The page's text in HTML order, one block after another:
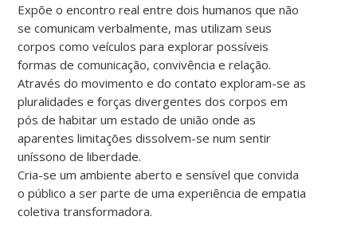
Expõe o encontro real entre dois humanos que não
se comunicam verbalmente, mas utilizam seus
corpos como veículos para explorar possíveis
formas de comunicação, convivência e relação.
Através do movimento e do contato exploram-se as
pluralidades e forças divergentes dos corpos em
pós de habitar um estado de união onde as
aparentes limitações dissolvem-se num sentir
uníssono de liberdade.
Cria-se um ambiente aberto e sensível que convida
o público a ser parte de uma experiência de empatia
coletiva transformadora.